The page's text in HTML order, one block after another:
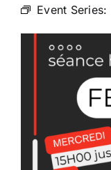
Event Series: